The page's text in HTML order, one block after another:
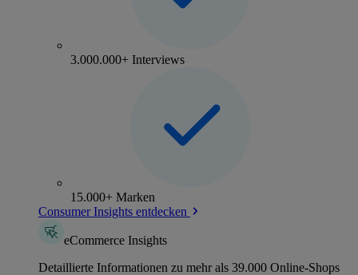
3.000.000+ Interviews
15.000+ Marken
Consumer Insights entdecken
eCommerce Insights
Detaillierte Informationen zu mehr als 39.000 Online-Shops